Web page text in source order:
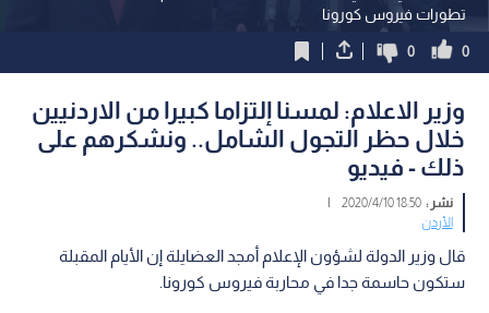
تطورات فيروس كورونا
0
0
وزير الاعلام: لمسنا إلتزاما كبيرا من الاردنيين
خلال حظر التجول الشامل.. ونشكرهم على
ذلك - فيديو
نشر :18:50 2020/4/10
|
الأردن
قال وزير الدولة لشؤون الإعلام أمجد العضايلة إن الأيام المقبلة
ستكون حاسمة جدا في محاربة فيروس كورونا.